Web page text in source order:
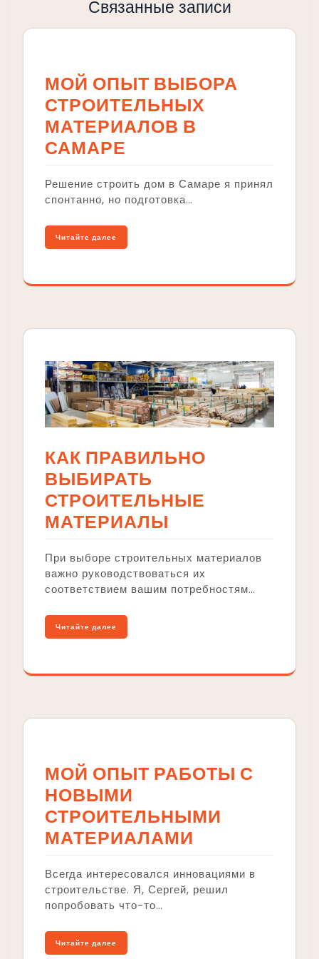
Связанные записи
МОЙ ОПЫТ ВЫБОРА
СТРОИТЕЛЬНЫХ
МАТЕРИАЛОВ В
САМАРЕ
Решение строить дом в Самаре я принял
спонтанно, но подготовка…
Читайте далее
КАК ПРАВИЛЬНО
ВЫБИРАТЬ
СТРОИТЕЛЬНЫЕ
МАТЕРИАЛЫ
При выборе строительных материалов
важно руководствоваться их
соответствием вашим потребностям…
Читайте далее
МОЙ ОПЫТ РАБОТЫ С
НОВЫМИ
СТРОИТЕЛЬНЫМИ
МАТЕРИАЛАМИ
Всегда интересовался инновациями в
строительстве. Я, Сергей, решил
попробовать что-то…
Читайте далее